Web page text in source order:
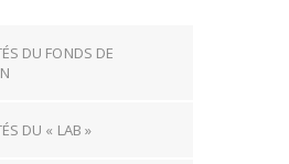
DU FONDS DE
DU « LAB »